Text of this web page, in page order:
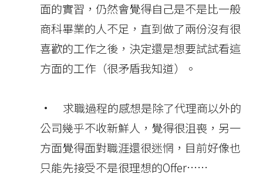
面的實習，仍然會覺得自己是不是比一般
商科畢業的人不足，直到做了兩份沒有很
喜歡的工作之後，決定還是想要試試看這
方面的工作（很矛盾我知道）。
• 求職過程的感想是除了代理商以外的
公司幾乎不收新鮮人，覺得很沮喪，另一
方面覺得面對職涯還很迷惘，目前好像也
只能先接受不是很理想的Offer……